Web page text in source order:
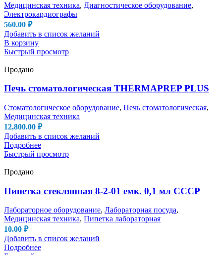
Медицинская техника, Диагностическое оборудование,
Электрокардиографы
560.00 ₽
Добавить в список желаний
В корзину
Быстрый просмотр
Продано
Печь стоматологическая THERMAPREP PLUS
Стоматологическое оборудование, Печь стоматологическая,
Медицинская техника
12,800.00 ₽
Добавить в список желаний
Подробнее
Быстрый просмотр
Продано
Пипетка стеклянная 8-2-01 емк. 0,1 мл СССР
Лабораторное оборудование, Лабораторная посуда,
Медицинская техника, Пипетка лабораторная
10.00 ₽
Добавить в список желаний
Подробнее